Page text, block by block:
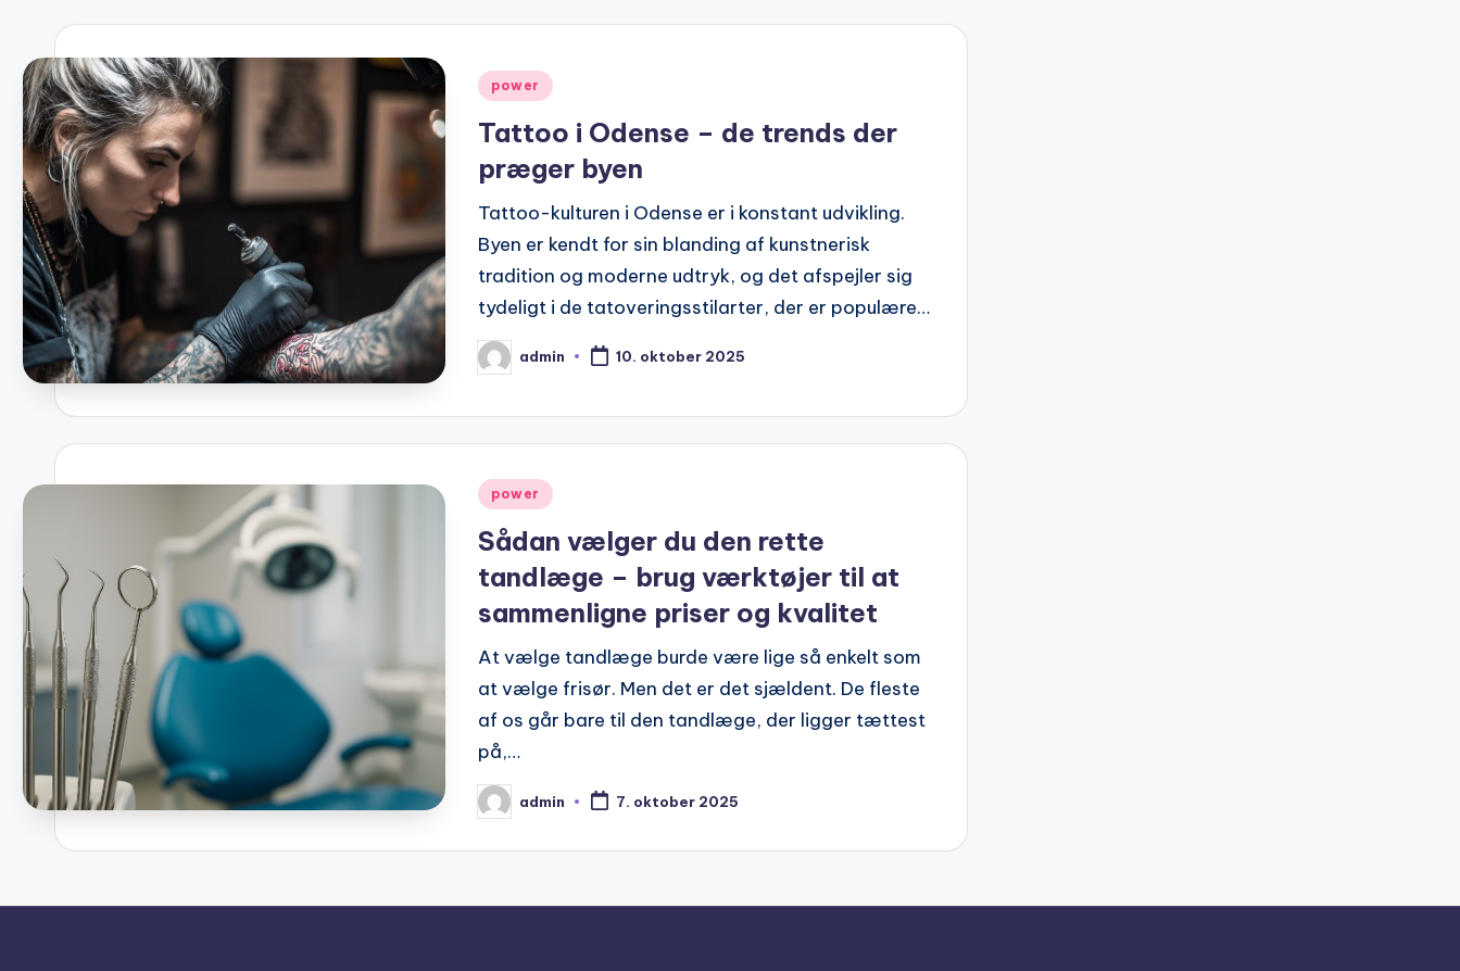
Posted
power
Tattoo i Odense – de trends der
præger byen
Tattoo-kulturen i Odense er i konstant udvikling.
Byen er kendt for sin blanding af kunstnerisk
tradition og moderne udtryk, og det afspejler sig
tydeligt i de tatoveringsstilarter, der er populære…
Posted
by
admin 10. oktober 2025
Posted
power
Sådan vælger du den rette
tandlæge – brug værktøjer til at
sammenligne priser og kvalitet
At vælge tandlæge burde være lige så enkelt som
at vælge frisør. Men det er det sjældent. De fleste
af os går bare til den tandlæge, der ligger tættest
på,…
Posted
by
admin 7. oktober 2025